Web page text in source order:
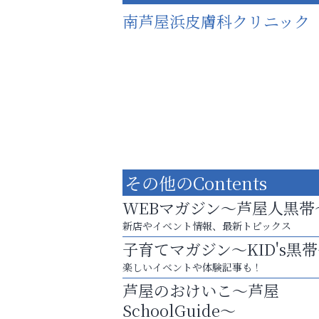
南芦屋浜皮膚科クリニック
お子さまにも大人にも、優しく寄り添う
OTTO南芦屋浜皮膚科クリニック、開院！
アテイン音楽教室
その他のContents
WEBマガジン～芦屋人黒帯
新店やイベント情報、最新トピックス
子育てマガジン～KID's黒
楽しいイベントや体験記事も！
芦屋のおけいこ～芦屋
SchoolGuide～